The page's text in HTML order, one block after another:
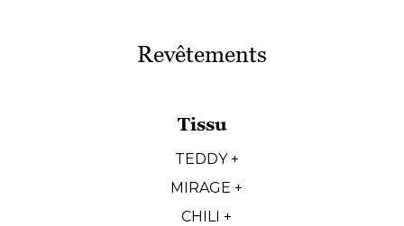
Revêtements
Tissu
TEDDY +
MIRAGE +
CHILI +